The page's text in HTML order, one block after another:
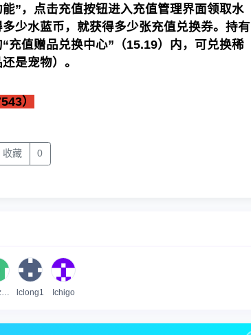
能”，点击充值按钮进入充值管理界面领取水
少水蓝币，就获得多少张充值兑换券。 持有
充值赠品兑换中心”（15.19）内，可兑换稀
是宠物）。
）
收藏 0
maozuyue lclong1 Ichigo